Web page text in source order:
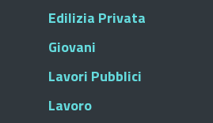
Edilizia Privata
Giovani
Lavori Pubblici
Lavoro